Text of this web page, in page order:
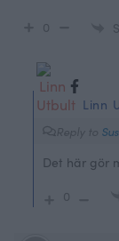
0
Linn
Reply to
Det här gör
0